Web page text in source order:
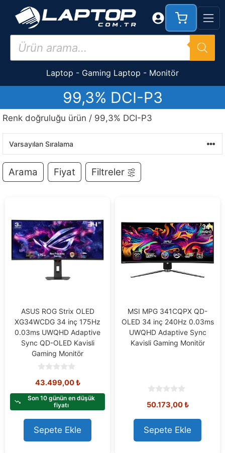
İçeriğe
Products
search
Laptop - Gaming Laptop - Monitör
99,3% DCI-P3
Renk doğruluğu ürün / 99,3% DCI-P3
Arama Fiyat Filtreler
ASUS ROG Strix OLED
XG34WCDG 34 inç 175Hz
0.03ms UWQHD Adaptive
Sync QD-OLED Kavisli
Gaming Monitör
o
t
f
5
43.499,00₺
Son 10 günün en düşük
fiyatı
Sepete Ekle
MSI MPG 341CQPX QD-
OLED 34 inç 240Hz 0.03ms
UWQHD Adaptive Sync
Kavisli Gaming Monitör
o
t
o
f
5
50.173,00₺
Sepete Ekle